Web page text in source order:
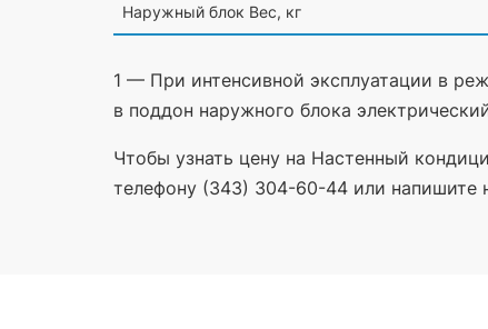
Наружный блок Вес, кг
1 — При интенсивной эксплуатации в
в поддон наружного блока
Чтобы узнать цену на Настенный
телефону (343) 304-60-44 или напишите